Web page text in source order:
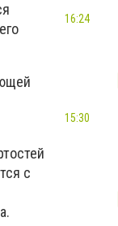
с
16:24
15:30